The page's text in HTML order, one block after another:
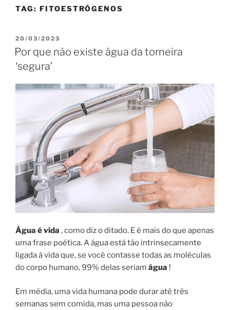
TAG: FITOESTRÓGENOS
PUBLICADO
EM
20/03/2023
Por que não existe água da torneira
‘segura’
Água é vida , como diz o ditado. E é mais do que apenas
uma frase poética. A água está tão intrinsecamente
ligada à vida que, se você contasse todas as moléculas
do corpo humano, 99% delas seriam água !
Em média, uma vida humana pode durar até três
semanas sem comida, mas uma pessoa não